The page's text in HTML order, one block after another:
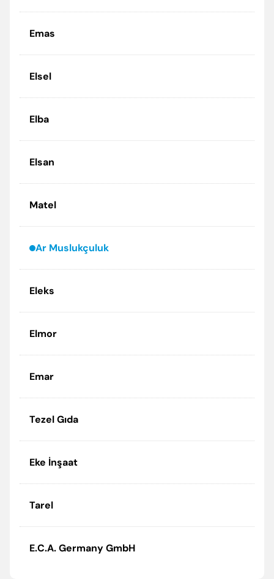
Emas
Elsel
Elba
Elsan
Matel
Ar Muslukçuluk
Eleks
Elmor
Emar
Tezel Gıda
Eke İnşaat
Tarel
E.C.A. Germany GmbH